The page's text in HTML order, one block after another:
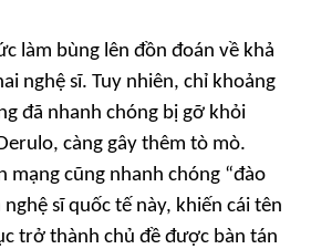
làm bùng lên đồn đoán về khả
nghệ sĩ. Tuy nhiên, chỉ khoảng
đã nhanh chóng bị gỡ khỏi
càng gây thêm tò mò.
mạng cũng nhanh chóng “đào
sĩ quốc tế này, khiến cái tên
trở thành chủ đề được bàn tán